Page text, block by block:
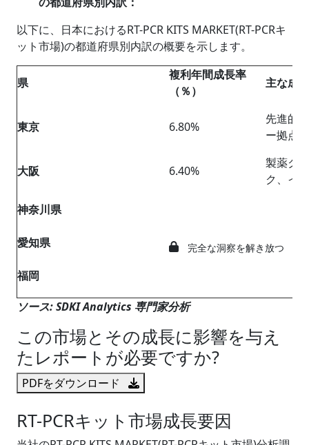
以下に、日本におけるRT-PCR KITS MARKET(RT-PCRキ
ット市場)の都道府県別内訳の概要を示します。
県
複利年間成長率
（％）
主な成
東京 6.80%
先進的
ー拠点
大阪 6.40%
製薬ク
ク、イ
神奈川県
完全な洞察を解き放つ
愛知県
福岡
ソース: SDKI Analytics 専門家分析
この市場とその成長に影響を与え
たレポートが必要ですか?
PDFをダウンロード
RT-PCRキット市場成長要因